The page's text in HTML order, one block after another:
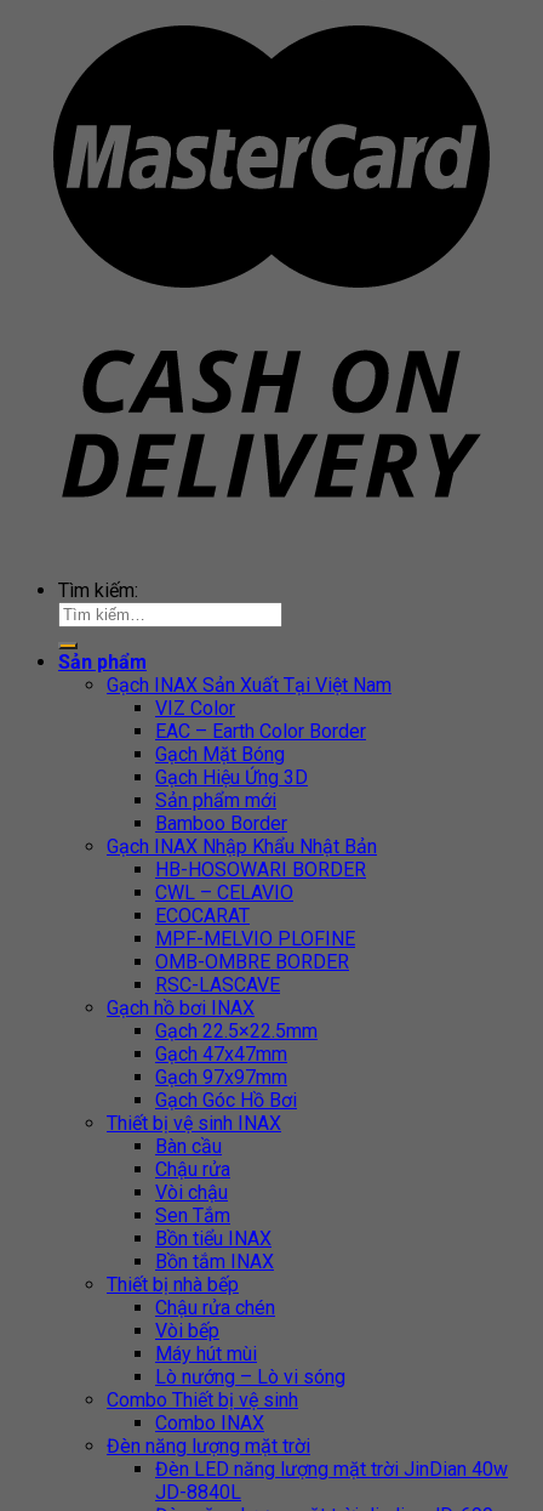
Tìm kiếm:
Sản phẩm
Gạch INAX Sản Xuất Tại Việt Nam
VIZ Color
EAC – Earth Color Border
Gạch Mặt Bóng
Gạch Hiệu Ứng 3D
Sản phẩm mới
Bamboo Border
Gạch INAX Nhập Khẩu Nhật Bản
HB-HOSOWARI BORDER
CWL – CELAVIO
ECOCARAT
MPF-MELVIO PLOFINE
OMB-OMBRE BORDER
RSC-LASCAVE
Gạch hồ bơi INAX
Gạch 22.5×22.5mm
Gạch 47x47mm
Gạch 97x97mm
Gạch Góc Hồ Bơi
Thiết bị vệ sinh INAX
Bàn cầu
Chậu rửa
Vòi chậu
Sen Tắm
Bồn tiểu INAX
Bồn tắm INAX
Thiết bị nhà bếp
Chậu rửa chén
Vòi bếp
Máy hút mùi
Lò nướng – Lò vi sóng
Combo Thiết bị vệ sinh
Combo INAX
Đèn năng lượng mặt trời
Đèn LED năng lượng mặt trời JinDian 40w
JD-8840L